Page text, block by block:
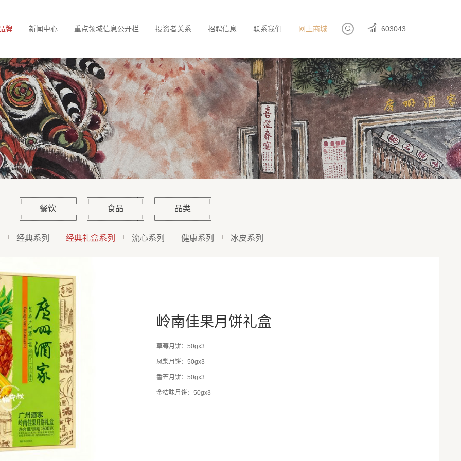
牌 新闻中心 重点领域信息公开栏 投资者关系 招聘信息 联系我们 网上商城 603043
餐饮 食品 品类
经典系列 经典礼盒系列 流心系列 健康系列 冰皮系列
岭南佳果月饼礼盒
草莓月饼：50gx3
凤梨月饼：50gx3
香芒月饼：50gx3
金桔味月饼：50gx3